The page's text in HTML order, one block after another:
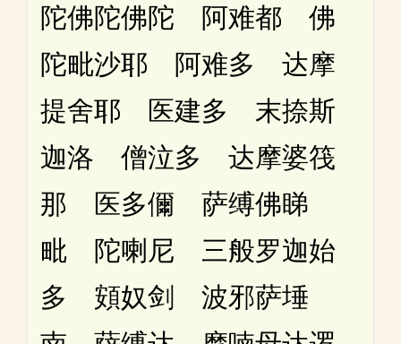
陀佛陀佛陀 阿难都 佛
陀毗沙耶 阿难多 达摩
提舍耶 医建多 末捺斯
迦洛 僧泣多 达摩婆筏
那 医多儞 萨缚佛睇
毗 陀喇尼 三般罗迦始
多 頞奴剑 波邪萨埵